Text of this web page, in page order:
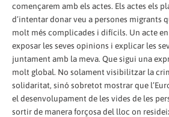
començarem amb els actes. Els actes els
d’intentar donar veu a persones migrants
molt més complicades i difícils. Un acte
exposar les seves opinions i explicar les
juntament amb la meva. Que sigui una
molt global. No solament visibilitzar la
solidaritat, sinó sobretot mostrar que
el desenvolupament de les vides de les
sortir de manera forçosa del lloc on